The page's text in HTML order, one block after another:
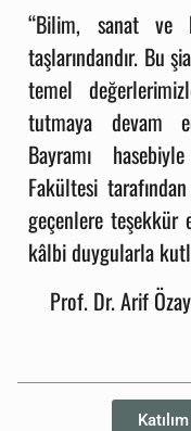
“Bilim, sanat ve
taşlarındandır. Bu
temel
tutmaya devam
Bayramı
Fakültesi
geçenlere teşekkür
kâlbi duygularla
Prof. Dr. Arif